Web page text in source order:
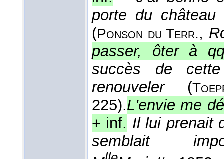
porte du
(Ponson du Terr.,
passer, ôter à
succès de
renouveler(
225).L'envie me
+ inf. Il lui prenait
semblait